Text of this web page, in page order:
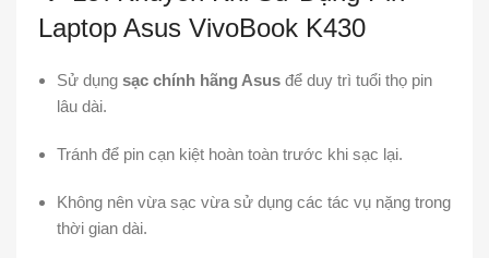
Laptop Asus VivoBook K430
Sử dụng sạc chính hãng Asus để duy trì tuổi thọ pin
lâu dài.
Tránh để pin cạn kiệt hoàn toàn trước khi sạc lại.
Không nên vừa sạc vừa sử dụng các tác vụ nặng trong
thời gian dài.